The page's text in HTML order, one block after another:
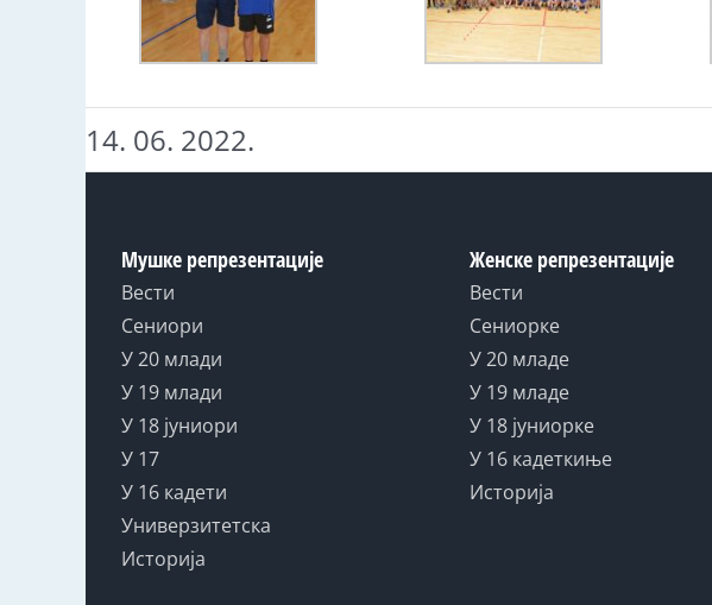
14. 06. 2022.
Мушке репрезентације
Вести
Сениори
У 20 млади
У 19 млади
У 18 јуниори
У 17
У 16 кадети
Универзитетска
Историја
Женске репрезентације
Вести
Сениорке
У 20 младе
У 19 младе
У 18 јуниорке
У 16 кадеткиње
Историја